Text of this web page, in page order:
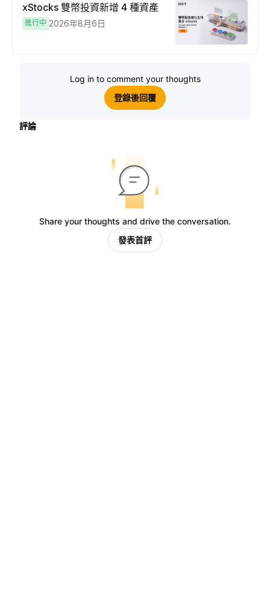
xStocks 雙幣投資新增 4 種資產
進行中 2026年8月6日
Log in to comment your thoughts
登錄後回覆
評論
Share your thoughts and drive the conversation.
發表首評